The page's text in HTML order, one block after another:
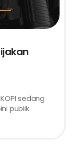
sedang
publik